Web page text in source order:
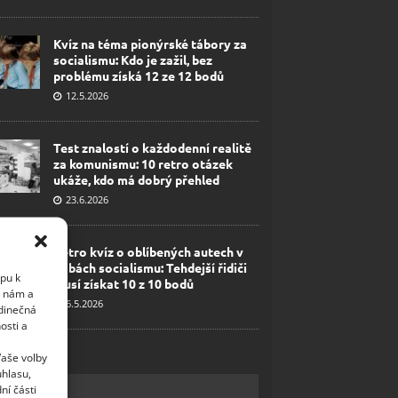
k
a
a
volby
části
Kvíz na téma pionýrské tábory za
socialismu: Kdo je zažil, bez
problému získá 12 ze 12 bodů
12.5.2026
Test znalostí o každodenní realitě
za komunismu: 10 retro otázek
ukáže, kdo má dobrý přehled
23.6.2026
Retro kvíz o oblíbených autech v
dobách socialismu: Tehdejší řidiči
musí získat 10 z 10 bodů
6.5.2026